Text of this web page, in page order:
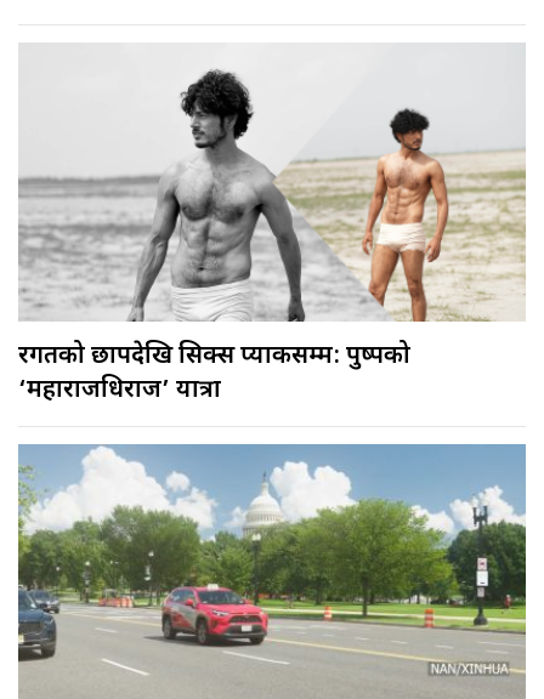
रगतको छापदेखि सिक्स प्याकसम्म: पुष्पको
‘महाराजधिराज’ यात्रा